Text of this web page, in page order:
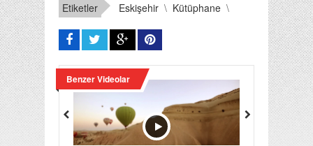
Etiketler Eskişehir \ Kütüphane \
Benzer Videolar